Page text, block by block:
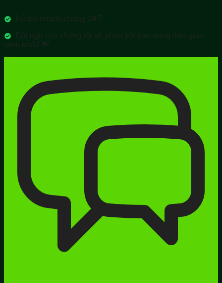
Hỗ trợ nhanh chóng 24/7
Đội ngũ của chúng tôi sẽ phản hồi bạn trong thời gian
sớm nhất! 👋